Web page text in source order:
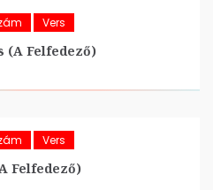
Vers
(A Felfedező)
Vers
Felfedező)